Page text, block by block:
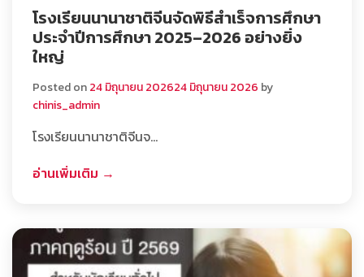
โรงเรียนนานาชาติจีนจัดพิธีสำเร็จการศึกษา
ประจำปีการศึกษา 2025–2026 อย่างยิ่ง
ใหญ่
Posted on24 มิถุนายน 202624 มิถุนายน 2026 by
chinis_admin
โรงเรียนนานาชาติจีนจ…
อ่านเพิ่มเติม →